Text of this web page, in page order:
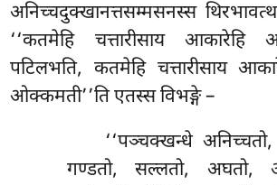
अनिच्चदुक्खानत्तसम्मसनस्स
‘‘कतमेहि चत्तारीसाय आकारेहि
पटिलभति, कतमेहि चत्तारीसाय
ओक्कमती’’ति एतस्स विभङ्गे –
‘‘पञ्चक्खन्धे
गण्डतो, सल्लतो, अघतो,